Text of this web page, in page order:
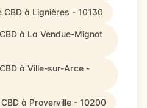
à Lignières - 10130
à La Vendue-Mignot
à Ville-sur-Arce -
à Proverville - 10200